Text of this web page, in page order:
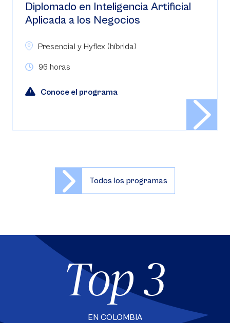
Diplomado en Inteligencia Artificial
Aplicada a los Negocios
Presencial y Hyflex (híbrida)
96 horas
Conoce el programa
Todos los programas
Top 3
EN COLOMBIA